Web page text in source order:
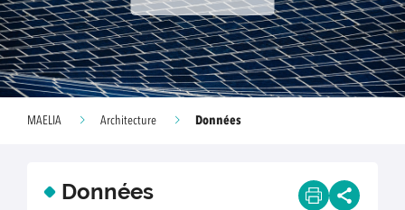
MAELIA Architecture Données
Données